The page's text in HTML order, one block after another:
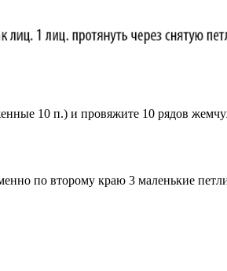
10 п.) и провяжите 10 рядов
по второму краю 3 маленькие